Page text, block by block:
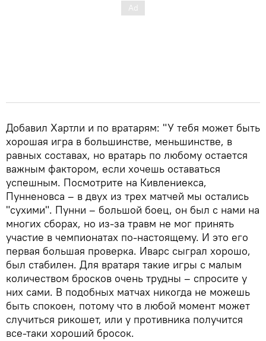
Добавил Хартли и по вратарям: "У тебя может быть
хорошая игра в большинстве, меньшинстве, в
равных составах, но вратарь по любому остается
важным фактором, если хочешь оставаться
успешным. Посмотрите на Кивлениекса,
Пунненовса – в двух из трех матчей мы остались
"сухими". Пунни – большой боец, он был с нами на
многих сборах, но из-за травм не мог принять
участие в чемпионатах по-настоящему. И это его
первая большая проверка. Иварс сыграл хорошо,
был стабилен. Для вратаря такие игры с малым
количеством бросков очень трудны – спросите у
них сами. В подобных матчах никогда не можешь
быть спокоен, потому что в любой момент может
случиться рикошет, или у противника получится
все-таки хороший бросок.